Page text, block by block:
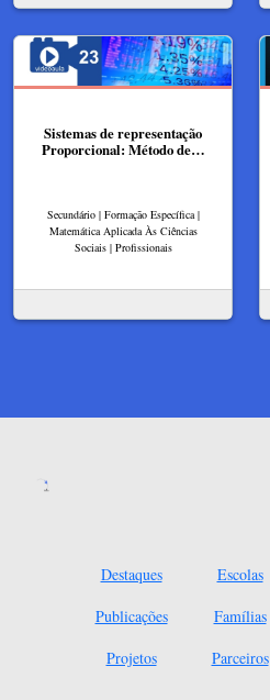
Sistemas de representação
Proporcional: Método de…
Secundário | Formação Específica |
Matemática Aplicada Às Ciências
Sociais | Profissionais
Destaques
Publicações
Projetos
Escolas
Famílias
Parceiros